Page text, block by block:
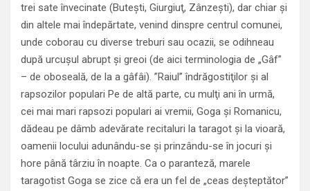
trei sate învecinate (Buteşti, Giurgiuţ, Zânzeşti), dar chiar şi
din altele mai îndepărtate, venind dinspre centrul comunei,
unde coborau cu diverse treburi sau ocazii, se odihneau
după urcuşul abrupt şi greoi (de aici terminologia de „Gâf”
– de oboseală, de la a gâfâi). ”Raiul” îndrăgostiţilor şi al
rapsozilor populari Pe de altă parte, cu mulţi ani în urmă,
cei mai mari rapsozi populari ai vremii, Goga şi Romanicu,
dădeau pe dâmb adevărate recitaluri la taragot şi la vioară,
oamenii locului adunându-se şi prinzându-se în jocuri şi
hore până târziu în noapte. Ca o paranteză, marele
taragotist Goga se zice că era un fel de „ceas deşteptător”